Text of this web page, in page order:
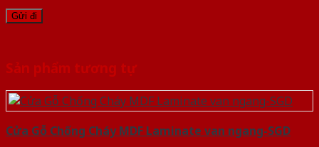
Sản phẩm tương tự
Cửa Gỗ Chống Cháy MDF Laminate van ngang-SGD